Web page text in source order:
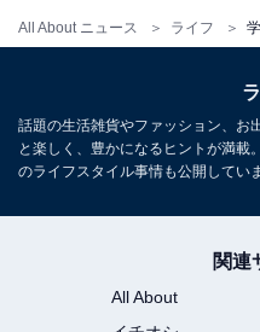
All About ニュース ライフ
ます。
次ページ
担任
過酷
話題の生活雑貨やファッション、お
と楽しく、豊かになるヒントが満載
のライフスタイル事情も公開してい
関連
All About